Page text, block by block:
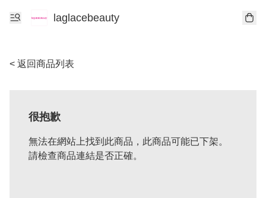
laglacebeauty
< 返回商品列表
很抱歉
無法在網站上找到此商品，此商品可能已下架。
請檢查商品連結是否正確。